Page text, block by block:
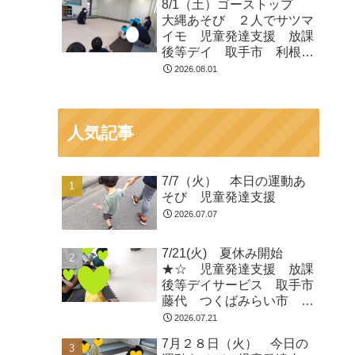
8/1（土）ゴーストップ
大縄あそび ２人でサツマ
イモ 児童発達支援 放課
後等デイ 取手市 利根
町 龍ヶ崎市
2026.08.01
人気記事
7/7（火） 本日の運動あ
そび 児童発達支援
2026.07.07
7/21(火) 夏休み開始
★☆ 児童発達支援 放課
後等デイサービス 取手市
藤代 つくばみらい市 龍
ヶ崎2026.07.21
7月２８日（火） 今日の